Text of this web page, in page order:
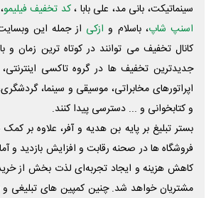
سینماتیکت، بانی مد، علی‌ بابا ،کد تخفیف فیلیمو
اسنپ شاپ، باسلام و ازکی از جمله این
کانال تخفیف می توانند در کوتاه ترین زمان و
جدیدترین تخفیف ها در گروه تاکسی
اپراتورهای مخابراتی، موسیقی و سینما،
و کتابخوانی و ... دسترسی پیدا کنند.
بستر تبلیغ بر پایه بن هدیه و آفر، علاوه بر
فروشگاه ها در صحنه رقابت و افزایش بازدید و
کاهش هزینه و ایجاد تجربه‌ای لذت بخش از
مشتریان خواهد شد. چنین کمپین های